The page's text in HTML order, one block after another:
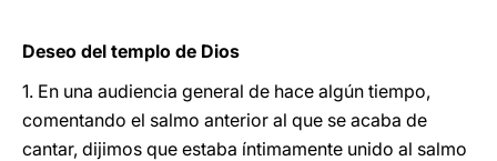
Deseo del templo de Dios
1. En una audiencia general de hace algún tiempo,
comentando el salmo anterior al que se acaba de
cantar, dijimos que estaba íntimamente unido al salmo